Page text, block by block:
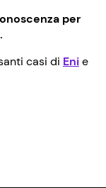
per
casi di Enie